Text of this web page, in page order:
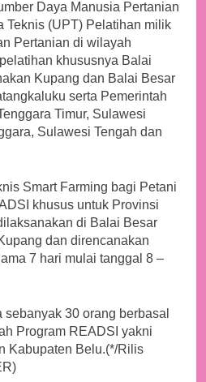
Daya Manusia Pertanian
Teknis (UPT) Pelatihan milik
Pertanian di wilayah
khususnya Balai
Kupang dan Balai Besar
serta Pemerintah
Timur, Sulawesi
Sulawesi Tengah dan
Smart Farming bagi Petani
khusus untuk Provinsi
di Balai Besar
dan direncanakan
7 hari mulai tanggal 8 –
30 orang berbasal
Program READSI yakni
Kabupaten Belu.(*/Rilis